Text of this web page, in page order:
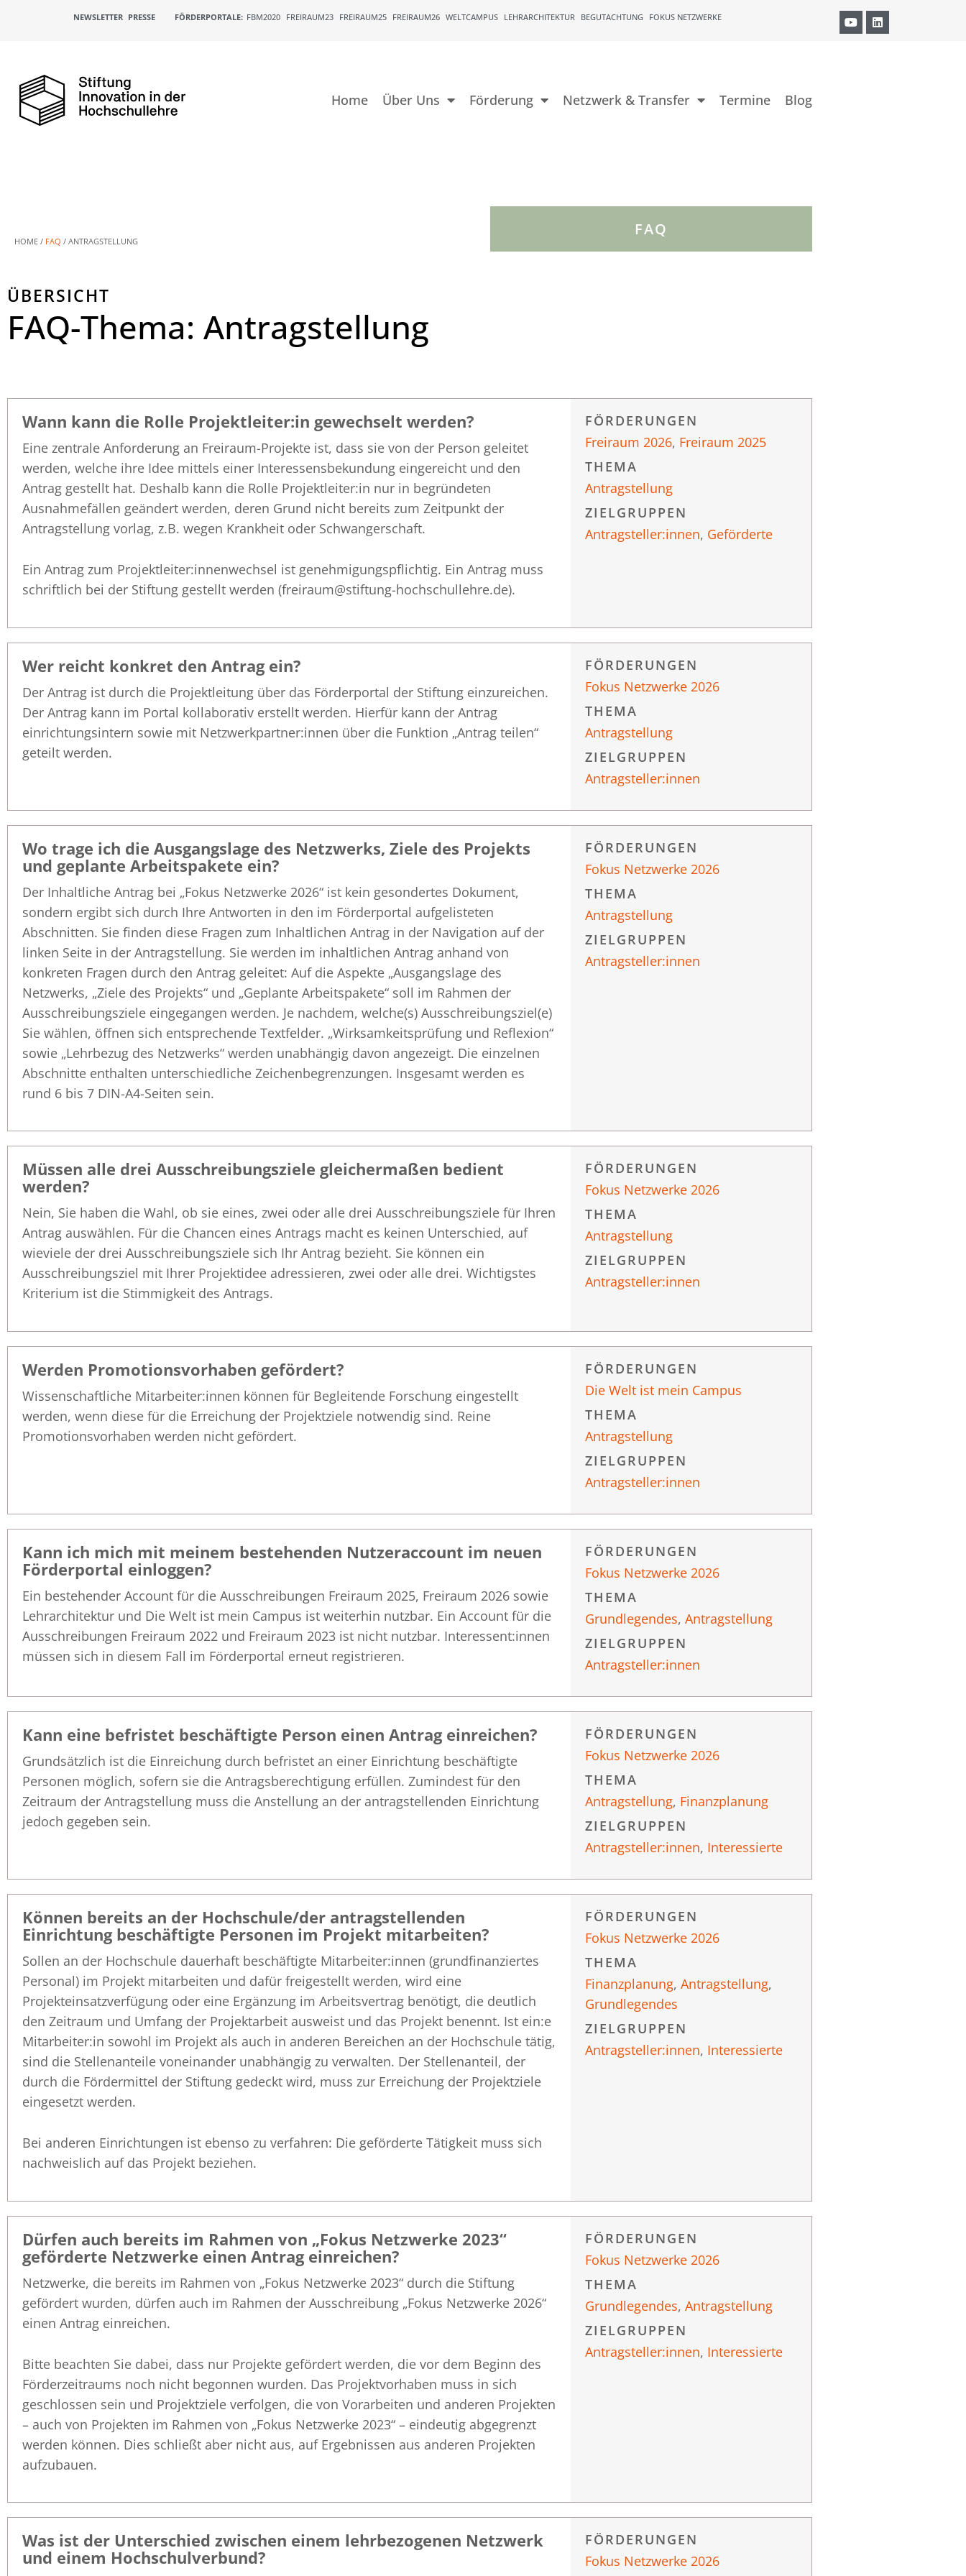
NEWSLETTER PRESSE FÖRDERPORTALE: FBM2020 FREIRAUM23 FREIRAUM25 FREIRAUM26 WELTCAMPUS LEHRARCHITEKTUR BEGUTACHTUNG FOKUS NETZWERKE
Home Über Uns Förderung Netzwerk & Transfer Termine Blog
FAQ
HOME / FAQ / ANTRAGSTELLUNG
ÜBERSICHT
FAQ-Thema: Antragstellung
Wann kann die Rolle Projektleiter:in gewechselt werden?
Eine zentrale Anforderung an Freiraum-Projekte ist, dass sie von der Person geleitet
werden, welche ihre Idee mittels einer Interessensbekundung eingereicht und den
Antrag gestellt hat. Deshalb kann die Rolle Projektleiter:in nur in begründeten
Ausnahmefällen geändert werden, deren Grund nicht bereits zum Zeitpunkt der
Antragstellung vorlag, z.B. wegen Krankheit oder Schwangerschaft.
Ein Antrag zum Projektleiter:innenwechsel ist genehmigungspflichtig. Ein Antrag muss
schriftlich bei der Stiftung gestellt werden (freiraum@stiftung-hochschullehre.de).
FÖRDERUNGEN
Freiraum 2026, Freiraum 2025
THEMA
Antragstellung
ZIELGRUPPEN
Antragsteller:innen, Geförderte
Wer reicht konkret den Antrag ein?
Der Antrag ist durch die Projektleitung über das Förderportal der Stiftung einzureichen.
Der Antrag kann im Portal kollaborativ erstellt werden. Hierfür kann der Antrag
einrichtungsintern sowie mit Netzwerkpartner:innen über die Funktion „Antrag teilen“
geteilt werden.
FÖRDERUNGEN
Fokus Netzwerke 2026
THEMA
Antragstellung
ZIELGRUPPEN
Antragsteller:innen
Wo trage ich die Ausgangslage des Netzwerks, Ziele des Projekts
und geplante Arbeitspakete ein?
Der Inhaltliche Antrag bei „Fokus Netzwerke 2026“ ist kein gesondertes Dokument,
sondern ergibt sich durch Ihre Antworten in den im Förderportal aufgelisteten
Abschnitten. Sie finden diese Fragen zum Inhaltlichen Antrag in der Navigation auf der
linken Seite in der Antragstellung. Sie werden im inhaltlichen Antrag anhand von
konkreten Fragen durch den Antrag geleitet: Auf die Aspekte „Ausgangslage des
Netzwerks, „Ziele des Projekts“ und „Geplante Arbeitspakete“ soll im Rahmen der
Ausschreibungsziele eingegangen werden. Je nachdem, welche(s) Ausschreibungsziel(e)
Sie wählen, öffnen sich entsprechende Textfelder. „Wirksamkeitsprüfung und Reflexion“
sowie „Lehrbezug des Netzwerks“ werden unabhängig davon angezeigt. Die einzelnen
Abschnitte enthalten unterschiedliche Zeichenbegrenzungen. Insgesamt werden es
rund 6 bis 7 DIN-A4-Seiten sein.
FÖRDERUNGEN
Fokus Netzwerke 2026
THEMA
Antragstellung
ZIELGRUPPEN
Antragsteller:innen
Müssen alle drei Ausschreibungsziele gleichermaßen bedient
werden?
Nein, Sie haben die Wahl, ob sie eines, zwei oder alle drei Ausschreibungsziele für Ihren
Antrag auswählen. Für die Chancen eines Antrags macht es keinen Unterschied, auf
wieviele der drei Ausschreibungsziele sich Ihr Antrag bezieht. Sie können ein
Ausschreibungsziel mit Ihrer Projektidee adressieren, zwei oder alle drei. Wichtigstes
Kriterium ist die Stimmigkeit des Antrags.
FÖRDERUNGEN
Fokus Netzwerke 2026
THEMA
Antragstellung
ZIELGRUPPEN
Antragsteller:innen
Werden Promotionsvorhaben gefördert?
Wissenschaftliche Mitarbeiter:innen können für Begleitende Forschung eingestellt
werden, wenn diese für die Erreichung der Projektziele notwendig sind. Reine
Promotionsvorhaben werden nicht gefördert.
FÖRDERUNGEN
Die Welt ist mein Campus
THEMA
Antragstellung
ZIELGRUPPEN
Antragsteller:innen
Kann ich mich mit meinem bestehenden Nutzeraccount im neuen
Förderportal einloggen?
Ein bestehender Account für die Ausschreibungen Freiraum 2025, Freiraum 2026 sowie
Lehrarchitektur und Die Welt ist mein Campus ist weiterhin nutzbar. Ein Account für die
Ausschreibungen Freiraum 2022 und Freiraum 2023 ist nicht nutzbar. Interessent:innen
müssen sich in diesem Fall im Förderportal erneut registrieren.
FÖRDERUNGEN
Fokus Netzwerke 2026
THEMA
Grundlegendes, Antragstellung
ZIELGRUPPEN
Antragsteller:innen
Kann eine befristet beschäftigte Person einen Antrag einreichen?
Grundsätzlich ist die Einreichung durch befristet an einer Einrichtung beschäftigte
Personen möglich, sofern sie die Antragsberechtigung erfüllen. Zumindest für den
Zeitraum der Antragstellung muss die Anstellung an der antragstellenden Einrichtung
jedoch gegeben sein.
FÖRDERUNGEN
Fokus Netzwerke 2026
THEMA
Antragstellung, Finanzplanung
ZIELGRUPPEN
Antragsteller:innen, Interessierte
Können bereits an der Hochschule/der antragstellenden
Einrichtung beschäftigte Personen im Projekt mitarbeiten?
Sollen an der Hochschule dauerhaft beschäftigte Mitarbeiter:innen (grundfinanziertes
Personal) im Projekt mitarbeiten und dafür freigestellt werden, wird eine
Projekteinsatzverfügung oder eine Ergänzung im Arbeitsvertrag benötigt, die deutlich
den Zeitraum und Umfang der Projektarbeit ausweist und das Projekt benennt. Ist ein:e
Mitarbeiter:in sowohl im Projekt als auch in anderen Bereichen an der Hochschule tätig,
sind die Stellenanteile voneinander unabhängig zu verwalten. Der Stellenanteil, der
durch die Fördermittel der Stiftung gedeckt wird, muss zur Erreichung der Projektziele
eingesetzt werden.
Bei anderen Einrichtungen ist ebenso zu verfahren: Die geförderte Tätigkeit muss sich
nachweislich auf das Projekt beziehen.
FÖRDERUNGEN
Fokus Netzwerke 2026
THEMA
Finanzplanung, Antragstellung,
Grundlegendes
ZIELGRUPPEN
Antragsteller:innen, Interessierte
Dürfen auch bereits im Rahmen von „Fokus Netzwerke 2023“
geförderte Netzwerke einen Antrag einreichen?
Netzwerke, die bereits im Rahmen von „Fokus Netzwerke 2023“ durch die Stiftung
gefördert wurden, dürfen auch im Rahmen der Ausschreibung „Fokus Netzwerke 2026“
einen Antrag einreichen.
Bitte beachten Sie dabei, dass nur Projekte gefördert werden, die vor dem Beginn des
Förderzeitraums noch nicht begonnen wurden. Das Projektvorhaben muss in sich
geschlossen sein und Projektziele verfolgen, die von Vorarbeiten und anderen Projekten
– auch von Projekten im Rahmen von „Fokus Netzwerke 2023“ – eindeutig abgegrenzt
werden können. Dies schließt aber nicht aus, auf Ergebnissen aus anderen Projekten
aufzubauen.
FÖRDERUNGEN
Fokus Netzwerke 2026
THEMA
Grundlegendes, Antragstellung
ZIELGRUPPEN
Antragsteller:innen, Interessierte
Was ist der Unterschied zwischen einem lehrbezogenen Netzwerk
und einem Hochschulverbund?
FÖRDERUNGEN
Fokus Netzwerke 2026